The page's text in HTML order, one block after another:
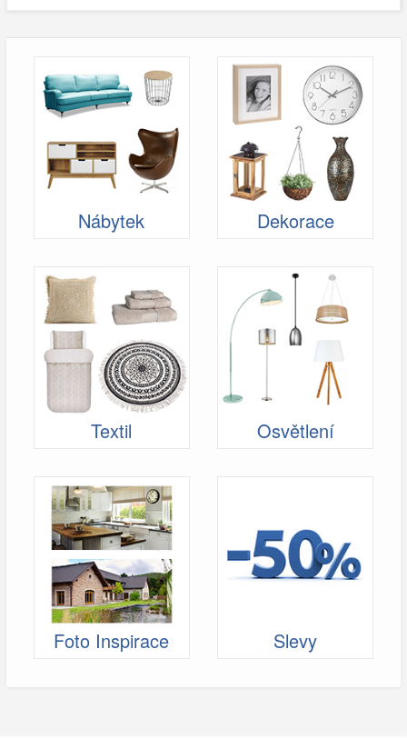
Nábytek Dekorace
Textil Osvětlení
Foto Inspirace Slevy